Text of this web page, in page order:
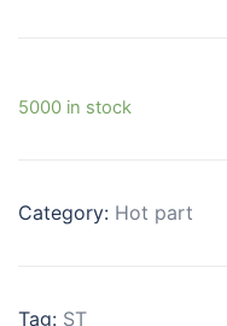
5000 in stock
Category: Hot part
Tag: ST